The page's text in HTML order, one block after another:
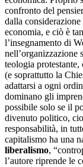
confronto del
dalla
economia, e ciò è
l’insegnamento di
nell’organizzazione
teologia
(e soprattutto la
adattarsi a ogni
dominano gli
possibile solo se il
divenuto politico,
responsabilità, in
capitalismo ha una
liberalismo,
l’autore riprende le